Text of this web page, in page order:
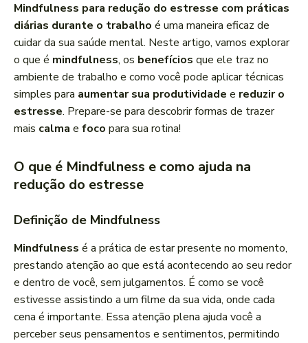
Mindfulness para redução do estresse com práticas
diárias durante o trabalho é uma maneira eficaz de
cuidar da sua saúde mental. Neste artigo, vamos explorar
o que é mindfulness, os benefícios que ele traz no
ambiente de trabalho e como você pode aplicar técnicas
simples para aumentar sua produtividade e reduzir o
estresse. Prepare-se para descobrir formas de trazer
mais calma e foco para sua rotina!
O que é Mindfulness e como ajuda na
redução do estresse
Definição de Mindfulness
Mindfulness é a prática de estar presente no momento,
prestando atenção ao que está acontecendo ao seu redor
e dentro de você, sem julgamentos. É como se você
estivesse assistindo a um filme da sua vida, onde cada
cena é importante. Essa atenção plena ajuda você a
perceber seus pensamentos e sentimentos, permitindo